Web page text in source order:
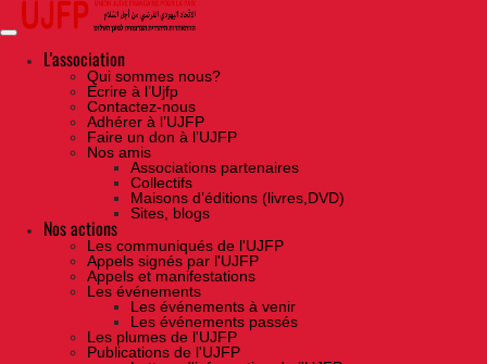
Skip
the
contentL'association
Qui sommes nous?
Ecrire à l’Ujfp
Contactez-nous
Adhérer à l’UJFP
Faire un don à l’UJFP
Nos amis
Associations partenaires
Collectifs
Maisons d’éditions (livres,DVD)
Sites, blogs
Nos actions
Les communiqués de l'UJFP
Appels signés par l'UJFP
Appels et manifestations
Les événements
Les événements à venir
Les événements passés
Les plumes de l'UJFP
Publications de l'UJFP